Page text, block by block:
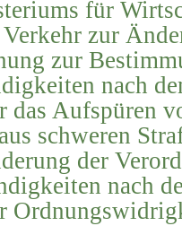
für
zur
zur
nach
das Aufspüren
schweren
der
nach